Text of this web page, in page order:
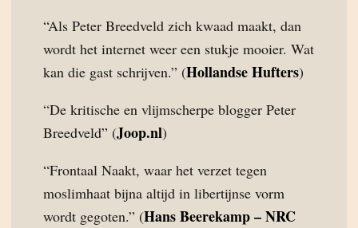
“Als Peter Breedveld zich kwaad maakt, dan
wordt het internet weer een stukje mooier. Wat
kan die gast schrijven.” (Hollandse Hufters)
“De kritische en vlijmscherpe blogger Peter
Breedveld” (Joop.nl)
“Frontaal Naakt, waar het verzet tegen
moslimhaat bijna altijd in libertijnse vorm
wordt gegoten.” (Hans Beerekamp – NRC